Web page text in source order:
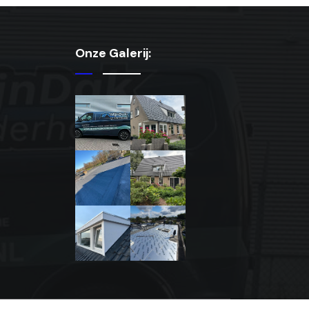
Onze Galerij: